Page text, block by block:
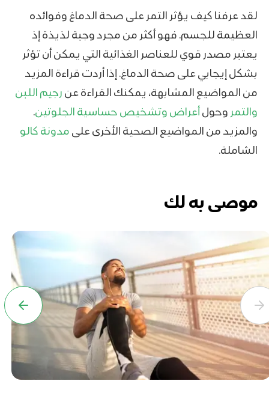
لقد عرفنا كيف يؤثر التمر على صحة الدماغ وفوائده
العظيمة للجسم. فهو أكثر من مجرد وجبة لذيذة إذ
يعتبر مصدر قوي للعناصر الغذائية التي يمكن أن تؤثر
بشكل إيجابي على صحة الدماغ. إذا أردت قراءة المزيد
من المواضيع المشابهة، يمكنك القراءة عن رجيم اللبن
والتمر وحولأعراض وتشخيص حساسية الجلوتين.
والمزيد من المواضيع الصحية الأخرى على مدونة كالو
الشاملة.
موصى به لك